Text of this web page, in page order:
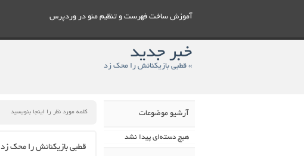
آموزش ساخت فهرست و تنظيم منو در وردپرس
خبر جدید
» قطبی بازیکنانش را محک زد
قطبی بازیکنانش را محک زد
آرشیو موضوعات
هیچ دسته‌ای پیدا نشد